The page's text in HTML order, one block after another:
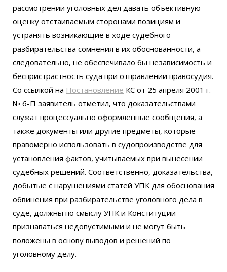
рассмотрении уголовных дел давать объективную
оценку отстаиваемым сторонами позициям и
устранять возникающие в ходе судебного
разбирательства сомнения в их обоснованности, а
следовательно, не обеспечивало бы независимость и
беспристрастность суда при отправлении правосудия.
Со ссылкой на Постановление КС от 25 апреля 2001 г.
№ 6-П заявитель отметил, что доказательствами
служат процессуально оформленные сообщения, а
также документы или другие предметы, которые
правомерно использовать в судопроизводстве для
установления фактов, учитываемых при вынесении
судебных решений. Соответственно, доказательства,
добытые с нарушениями статей УПК для обоснования
обвинения при разбирательстве уголовного дела в
суде, должны по смыслу УПК и Конституции
признаваться недопустимыми и не могут быть
положены в основу выводов и решений по
уголовному делу.